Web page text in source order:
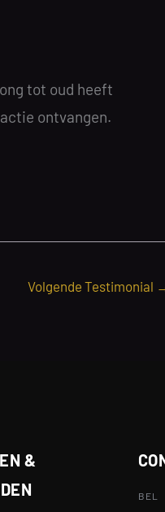
tot oud heeft
ontvangen.
Volgende Testimonial
&
BEL